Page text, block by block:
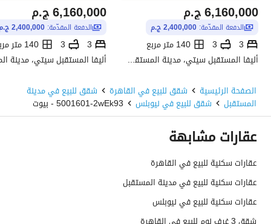
ج.م6,160,000
الدفعة المقدّمة: 2,400,000 ج.م
3
3
140 متر مربع
أليفا المستقبل سيتي، مدينة المستقبل، القاهرة
ج.م6,160,000
الدفعة المقدّمة: 2,400,000 ج.م
3
3 140 متر مربع
الصفحة الرئيسية شقق للبيع في القاهرة شقق للبيع في مدينة
المستقبل شقق للبيع في نيوبلس 5001601-2wEk93 - بيوت
عقارات مشابهة
عقارات سكنية للبيع في القاهرة
عقارات سكنية للبيع في مدينة المستقبل
عقارات سكنية للبيع في نيوبلس